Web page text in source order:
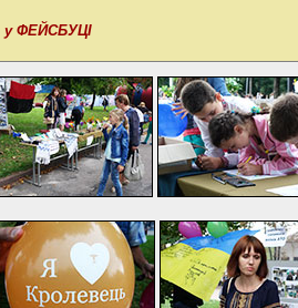
у ФЕЙСБУЦІ